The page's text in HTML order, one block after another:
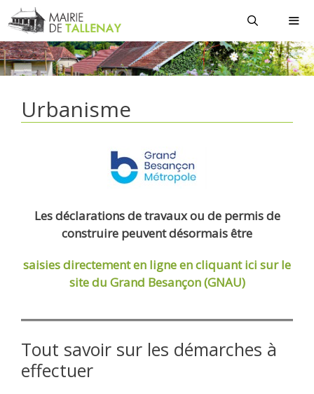
Aller
au
contenu
Urbanisme
Les déclarations de travaux ou de permis de
construire peuvent désormais être
saisies directement en ligneen cliquant ici sur le
site du Grand Besançon (GNAU)
Tout savoir sur les démarches à
effectuer